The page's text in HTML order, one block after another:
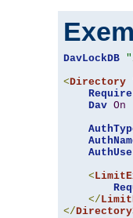
DavLockDB
<Directory
Require
Dav On
<
</
</Directory